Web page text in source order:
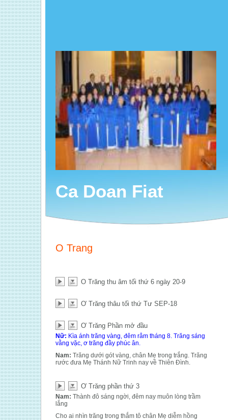
Ca Doan Fiat
O Trang
O Trăng thu âm tối thứ 6 ngày 20-9
Ơ Trăng thâu tối thứ Tư SEP-18
Ơ Trăng Phần mở đầu
Nữ: Kìa ánh trăng vàng, đêm rằm tháng 8. Trăng sáng
vằng vặc, ơ trăng đầy phúc ân.
Nam: Trăng dưới gót vàng, chân Mẹ trong trắng. Trăng
rước đưa Mẹ Thánh Nữ Trinh nay về Thiên Đình.
Ơ Trăng phần thứ 3
Nam: Thành đô sáng ngời, đêm nay muôn lòng trầm
lắng
Cho ai nhìn trăng trong thắm tô chân Mẹ diễm hồng